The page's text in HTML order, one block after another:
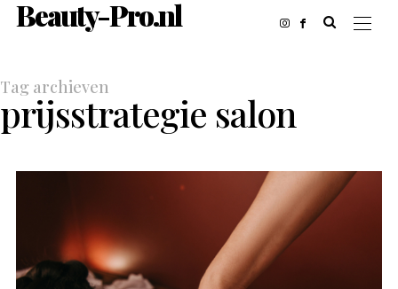
Beauty-Pro.nl
Tag archieven
prijsstrategie salon